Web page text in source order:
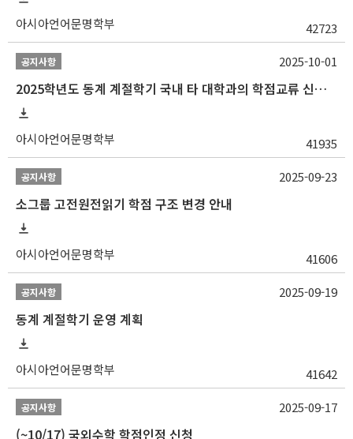
아시아언어문명학부 42723
공지사항
2025학년도 동계 계절학기 국내 타 대학과의 학점교류 신청 안내
아시아언어문명학부 41935
2025-10-01
공지사항
소그룹 고전원전읽기 학점 구조 변경 안내
아시아언어문명학부 41606
2025-09-23
공지사항
동계 계절학기 운영 계획
아시아언어문명학부 41642
2025-09-19
공지사항
(~10/17) 국외수학 학점인정 신청
2025-09-17